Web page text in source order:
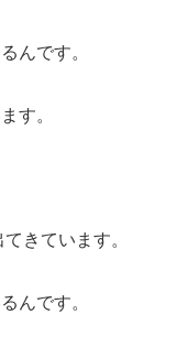
んです。
す。
きています。
んです。